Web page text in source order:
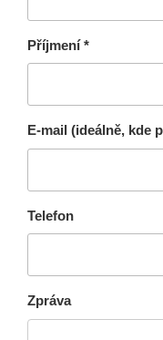
Příjmení *
E-mail (ideálně, kde
Telefon
Zpráva